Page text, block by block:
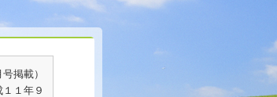
掲載）
１年９